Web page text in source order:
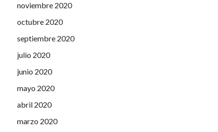
noviembre 2020
octubre 2020
septiembre 2020
julio 2020
junio 2020
mayo 2020
abril 2020
marzo 2020